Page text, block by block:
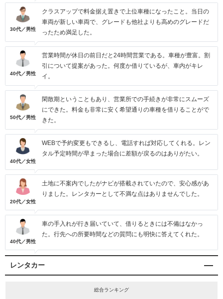
30代／男性
クラスアップで料金据え置きで上位車種になったこと。当日の
車両が新しい車両で、グレードも他社よりも高めのグレードだ
ったため満足した。
40代／男性
営業時間が休日の前日だと24時間営業である。車種が豊富。割
引について提案があった。何度か借りているが、車内がキレ
イ。
50代／男性
閑散期ということもあり、営業所での手続きが非常にスムーズ
にできた。料金も非常に安く希望通りの車種を借りることがで
きた。
40代／女性
WEBで予約変更もできるし、電話すれば対応してくれる。レン
タル予定時間が早まった場合に差額が戻るのはありがたい。
20代／女性
土地に不案内でしたがナビが搭載されていたので、安心感があ
りました。レンタカーとして不満な点はありませんでした。
40代／男性
車の手入れが行き届いていて、借りるときには不備はなかっ
た。行先への所要時間などの質問にも明快に答えてくれた。
レンタカー
総合ランキング